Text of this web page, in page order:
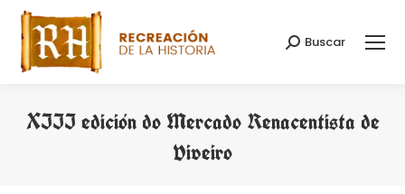
Search:
Buscar
XIII edición do Mercado Renacentista de
Viveiro